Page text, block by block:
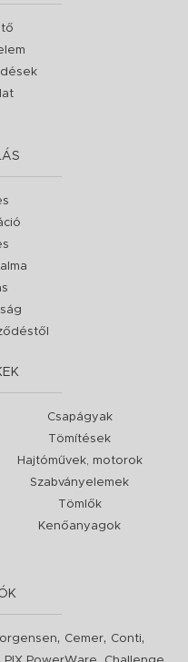
Csapágyak
Tömítések
Hajtóművek, motorok
Szabványelemek
Tömlők
Kenőanyagok
, Cemer, Conti,